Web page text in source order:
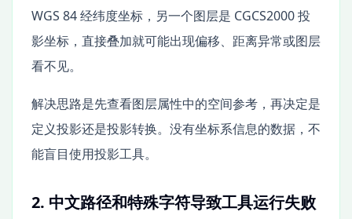
WGS 84 经纬度坐标，另一个图层是 CGCS2000 投
影坐标，直接叠加就可能出现偏移、距离异常或图层
看不见。
解决思路是先查看图层属性中的空间参考，再决定是
定义投影还是投影转换。没有坐标系信息的数据，不
能盲目使用投影工具。
2. 中文路径和特殊字符导致工具运行失败